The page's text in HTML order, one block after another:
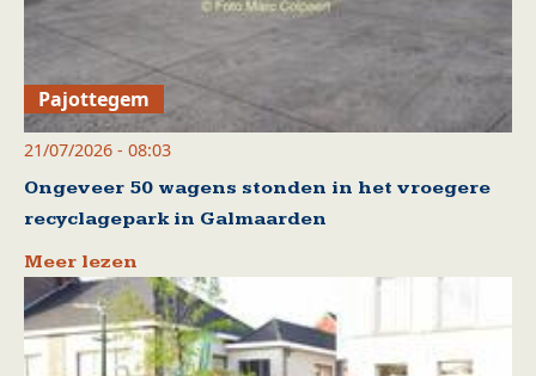
Pajottegem
21/07/2026 - 08:03
Ongeveer 50 wagens stonden in het vroegere
recyclagepark in Galmaarden
Meer lezen